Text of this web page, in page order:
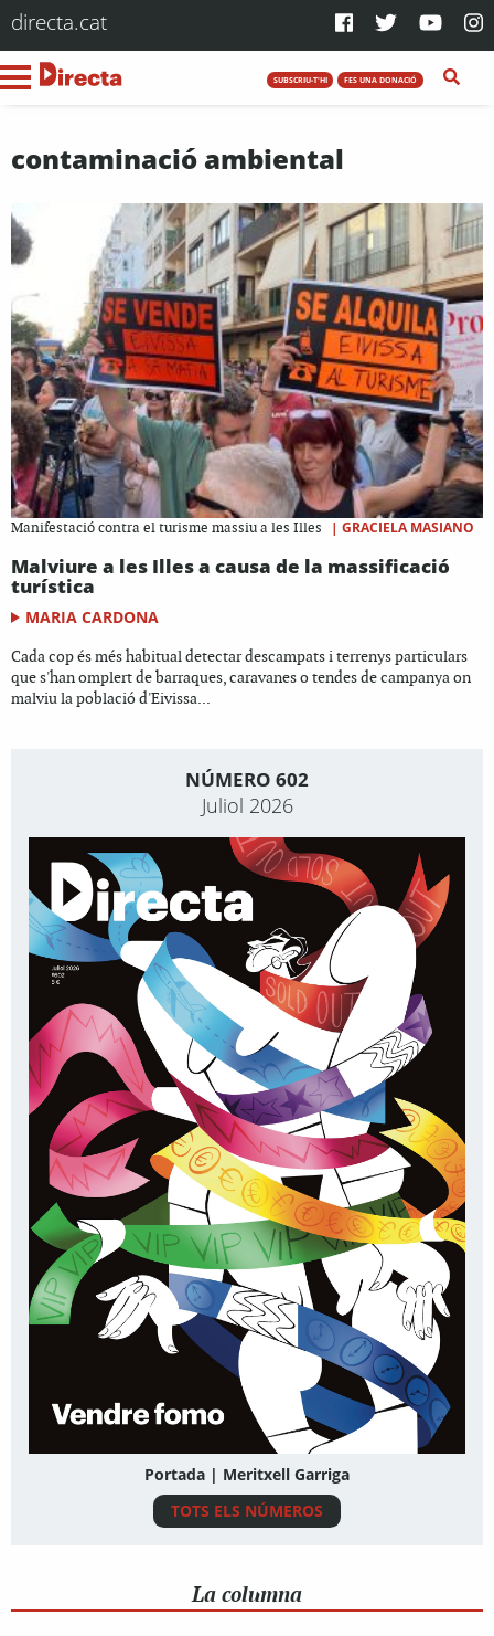
directa.cat
SUBSCRIU-T'HI FES UNA DONACIÓ
contaminació ambiental
Manifestació contra el turisme massiu a les Illes | GRACIELA MASIANO
Malviure a les Illes a causa de la massificació
turística
MARIA CARDONA
Cada cop és més habitual detectar descampats i terrenys particulars
que s'han omplert de barraques, caravanes o tendes de campanya on
malviu la població d'Eivissa...
NÚMERO 602
Juliol 2026
Portada | Meritxell Garriga
TOTS ELS NÚMEROS
La columna